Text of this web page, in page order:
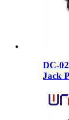
DC-
Jack